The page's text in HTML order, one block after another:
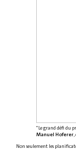
"Le grand défi du
Manuel Hoferer
Non seulement les